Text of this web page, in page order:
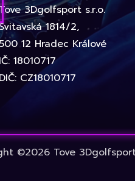
3Dgolfsport s.r.o.
1814/2,
12 Hradec Králové
IČ: 18010717
DIČ: CZ18010717
©2026 Tove